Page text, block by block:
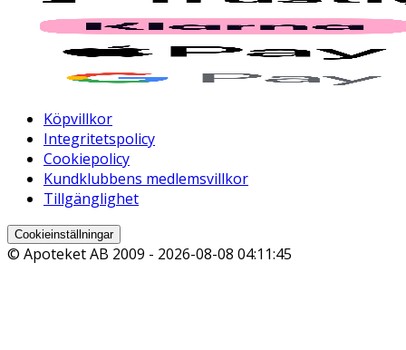
Köpvillkor
Integritetspolicy
Cookiepolicy
Kundklubbens medlemsvillkor
Tillgänglighet
Cookieinställningar
© Apoteket AB 2009 - 2026-08-08 04:11:45